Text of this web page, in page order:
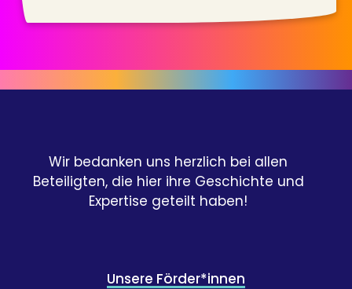
Wir bedanken uns herzlich bei allen
Beteiligten, die hier ihre Geschichte und
Expertise geteilt haben!
Unsere Förder*innen